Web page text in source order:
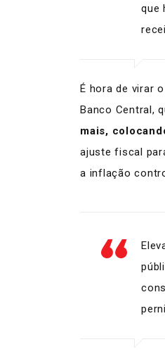
que
É hora de virar
Banco Central,
mais,
ajuste fiscal
a inflação